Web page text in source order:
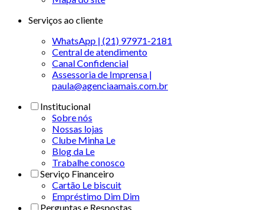
Serviços ao cliente
WhatsApp | (21) 97971-2181
Central de atendimento
Canal Confidencial
Assessoria de Imprensa |
paula@agenciaamais.com.br
Institucional
Sobre nós
Nossas lojas
Clube Minha Le
Blog da Le
Trabalhe conosco
Serviço Financeiro
Cartão Le biscuit
Empréstimo Dim Dim
Perguntas e Respostas